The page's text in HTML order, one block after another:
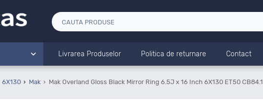
Livrarea Produselor Politica de returnare Contact
6X130 Mak Mak Overland Gloss Black Mirror Ring 6.5J x 16 Inch 6X130 ET50 CB84.1